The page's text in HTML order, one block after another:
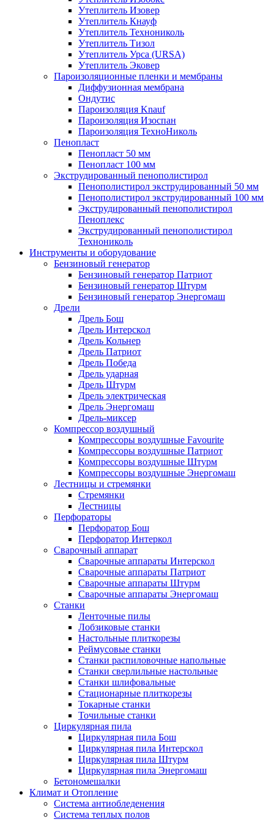
Утеплитель Изовер
Утеплитель Кнауф
Утеплитель Технониколь
Утеплитель Тизол
Утеплитель Урса (URSA)
Утеплитель Эковер
Пароизоляционные пленки и мембраны
Диффузионная мембрана
Ондутис
Пароизоляция Knauf
Пароизоляция Изоспан
Пароизоляция ТехноНиколь
Пенопласт
Пенопласт 50 мм
Пенопласт 100 мм
Экструдированный пенополистирол
Пенополистирол экструдированный 50 мм
Пенополистирол экструдированный 100 мм
Экструдированный пенополистирол
Пеноплекс
Экструдированный пенополистирол
Технониколь
Инструменты и оборудование
Бензиновый генератор
Бензиновый генератор Патриот
Бензиновый генератор Штурм
Бензиновый генератор Энергомаш
Дрели
Дрель Бош
Дрель Интерскол
Дрель Кольнер
Дрель Патриот
Дрель Победа
Дрель ударная
Дрель Штурм
Дрель электрическая
Дрель Энергомаш
Дрель-миксер
Компрессор воздушный
Компрессоры воздушные Favourite
Компрессоры воздушные Патриот
Компрессоры воздушные Штурм
Компрессоры воздушные Энергомаш
Лестницы и стремянки
Стремянки
Лестницы
Перфораторы
Перфоратор Бош
Перфоратор Интеркол
Сварочный аппарат
Сварочные аппараты Интерскол
Сварочные аппараты Патриот
Сварочные аппараты Штурм
Сварочные аппараты Энергомаш
Станки
Ленточные пилы
Лобзиковые станки
Настольные плиткорезы
Реймусовые станки
Станки распиловочные напольные
Станки сверлильные настольные
Станки шлифовальные
Стационарные плиткорезы
Токарные станки
Точильные станки
Циркулярная пила
Циркулярная пила Бош
Циркулярная пила Интерскол
Циркулярная пила Штурм
Циркулярная пила Энергомаш
Бетономешалки
Климат и Отопление
Система антиобледенения
Система теплых полов